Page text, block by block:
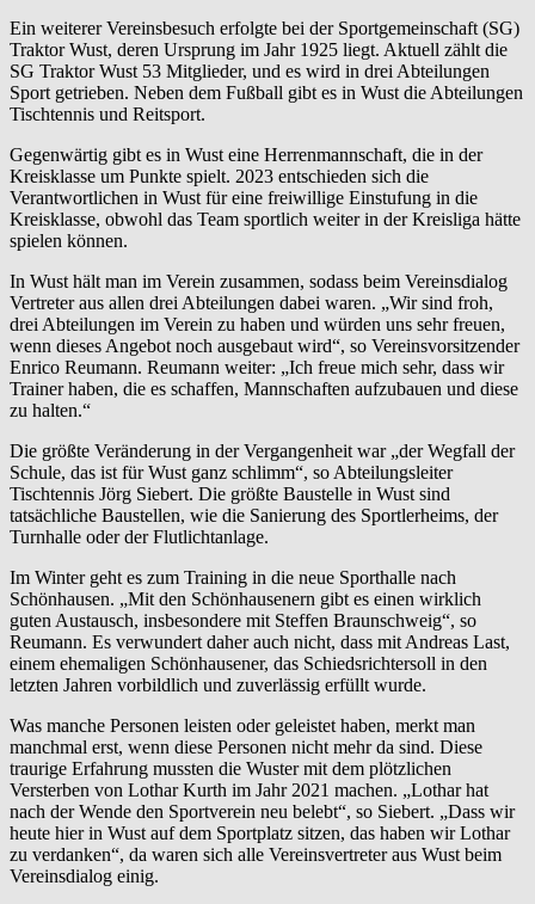
Ein weiterer Vereinsbesuch erfolgte bei der Sportgemeinschaft (SG)
Traktor Wust, deren Ursprung im Jahr 1925 liegt. Aktuell zählt die
SG Traktor Wust 53 Mitglieder, und es wird in drei Abteilungen
Sport getrieben. Neben dem Fußball gibt es in Wust die Abteilungen
Tischtennis und Reitsport.
Gegenwärtig gibt es in Wust eine Herrenmannschaft, die in der
Kreisklasse um Punkte spielt. 2023 entschieden sich die
Verantwortlichen in Wust für eine freiwillige Einstufung in die
Kreisklasse, obwohl das Team sportlich weiter in der Kreisliga hätte
spielen können.
In Wust hält man im Verein zusammen, sodass beim Vereinsdialog
Vertreter aus allen drei Abteilungen dabei waren. „Wir sind froh,
drei Abteilungen im Verein zu haben und würden uns sehr freuen,
wenn dieses Angebot noch ausgebaut wird“, so Vereinsvorsitzender
Enrico Reumann. Reumann weiter: „Ich freue mich sehr, dass wir
Trainer haben, die es schaffen, Mannschaften aufzubauen und diese
zu halten.“
Die größte Veränderung in der Vergangenheit war „der Wegfall der
Schule, das ist für Wust ganz schlimm“, so Abteilungsleiter
Tischtennis Jörg Siebert. Die größte Baustelle in Wust sind
tatsächliche Baustellen, wie die Sanierung des Sportlerheims, der
Turnhalle oder der Flutlichtanlage.
Im Winter geht es zum Training in die neue Sporthalle nach
Schönhausen. „Mit den Schönhausenern gibt es einen wirklich
guten Austausch, insbesondere mit Steffen Braunschweig“, so
Reumann. Es verwundert daher auch nicht, dass mit Andreas Last,
einem ehemaligen Schönhausener, das Schiedsrichtersoll in den
letzten Jahren vorbildlich und zuverlässig erfüllt wurde.
Was manche Personen leisten oder geleistet haben, merkt man
manchmal erst, wenn diese Personen nicht mehr da sind. Diese
traurige Erfahrung mussten die Wuster mit dem plötzlichen
Versterben von Lothar Kurth im Jahr 2021 machen. „Lothar hat
nach der Wende den Sportverein neu belebt“, so Siebert. „Dass wir
heute hier in Wust auf dem Sportplatz sitzen, das haben wir Lothar
zu verdanken“, da waren sich alle Vereinsvertreter aus Wust beim
Vereinsdialog einig.